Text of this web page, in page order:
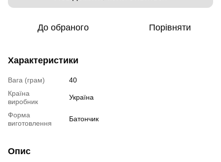
До обраного Порівняти
Характеристики
Вага (грам)
40
Країна
виробник
Україна
Форма
виготовлення
Батончик
Опис